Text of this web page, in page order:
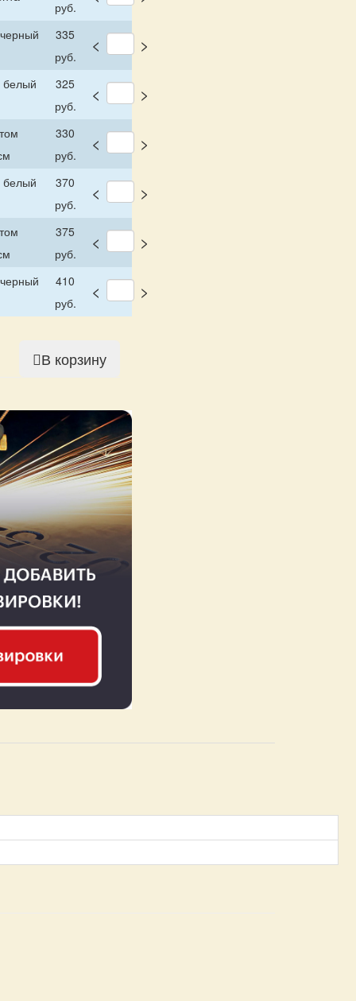
руб.
335
руб.
< >
белый
325
руб.
< >
330
руб.
< >
белый
370
руб.
< >
375
руб.
< >
410
руб.
< >
В корзину